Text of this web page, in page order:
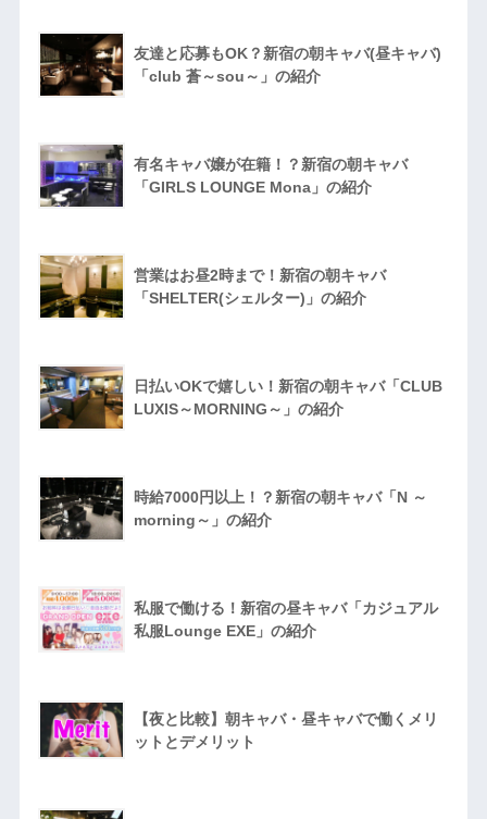
友達と応募もOK？新宿の朝キャバ(昼キャバ)
「club 蒼～sou～」の紹介
有名キャバ嬢が在籍！？新宿の朝キャバ
「GIRLS LOUNGE Mona」の紹介
営業はお昼2時まで！新宿の朝キャバ
「SHELTER(シェルター)」の紹介
日払いOKで嬉しい！新宿の朝キャバ「CLUB
LUXIS～MORNING～」の紹介
時給7000円以上！？新宿の朝キャバ「N ～
morning～」の紹介
私服で働ける！新宿の昼キャバ「カジュアル
私服Lounge EXE」の紹介
【夜と比較】朝キャバ・昼キャバで働くメリ
ットとデメリット